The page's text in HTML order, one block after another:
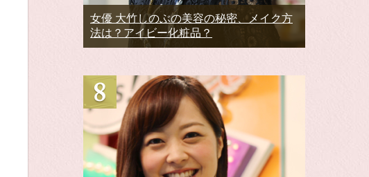
女優 大竹しのぶの美容の秘密、メイク方
法は？アイビー化粧品？